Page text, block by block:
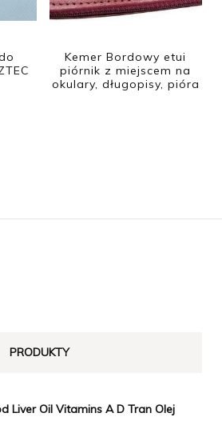
Kemer Bordowy etui
piórnik z miejscem na
okulary, długopisy, pióra
PRODUKTY
Liver Oil Vitamins A D Tran Olej